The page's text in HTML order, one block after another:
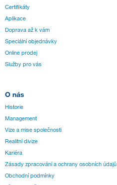
Certifikáty
Aplikace
Doprava až k vám
Speciální objednávky
Online prodej
Služby pro vás
O nás
Historie
Management
Vize a mise společnosti
Realitní divize
Kariéra
Zásady zpracování a ochrany osobních údajů
Obchodní podmínky